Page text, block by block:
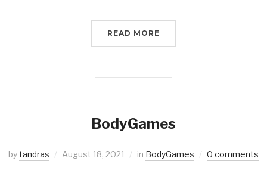
READ MORE
BodyGames
bytandras August 18, 2021 in BodyGames 0 comments